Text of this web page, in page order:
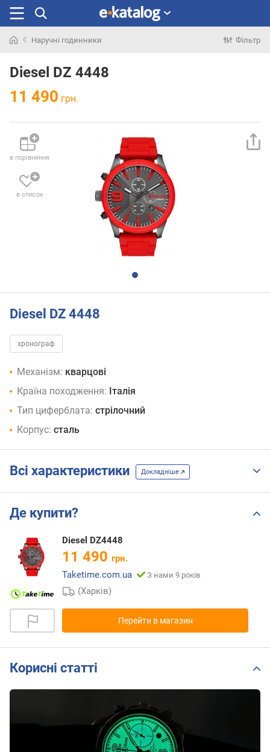
раніше
Наручні годинники Фільтр
Diesel DZ 4448
11 490 грн.
в порівняння
в список
Diesel DZ 4448
хронограф
Механізм: кварцові
Країна походження: Італія
Тип циферблата: стрілочний
Корпус: сталь
Всі характеристики Докладніше
Де купити?
Diesel DZ4448
11 490 грн.
Taketime.com.ua
З нами 9 років
(Харків)
Перейти в магазин
Корисні статті